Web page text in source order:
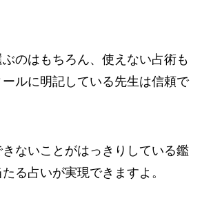
のはもちろん、使えない占術も
ールに明記している先生は信頼で
ないことがはっきりしている鑑
る占いが実現できますよ。